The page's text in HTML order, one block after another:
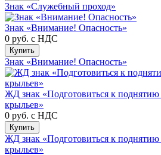
Знак «Служебный проход»
Знак «Внимание! Опасность»
0 руб. с НДС
Купить
Знак «Внимание! Опасность»
ЖД знак «Подготовиться к
крыльев»
0 руб. с НДС
Купить
ЖД знак «Подготовиться к
крыльев»